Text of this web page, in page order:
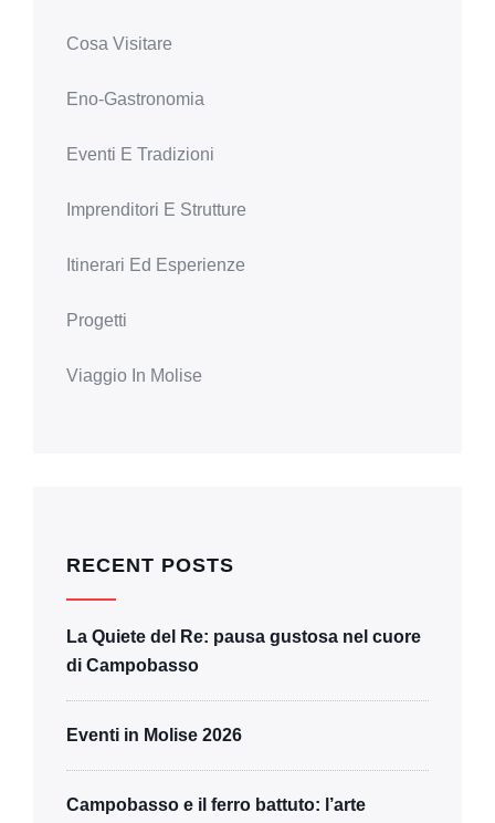
Cosa Visitare
Eno-Gastronomia
Eventi E Tradizioni
Imprenditori E Strutture
Itinerari Ed Esperienze
Progetti
Viaggio In Molise
RECENT POSTS
La Quiete del Re: pausa gustosa nel cuore
di Campobasso
Eventi in Molise 2026
Campobasso e il ferro battuto: l’arte